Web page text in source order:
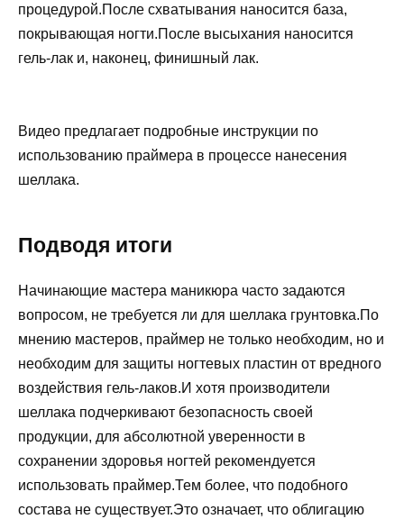
процедурой.После схватывания наносится база,
покрывающая ногти.После высыхания наносится
гель-лак и, наконец, финишный лак.
Видео предлагает подробные инструкции по
использованию праймера в процессе нанесения
шеллака.
Подводя итоги
Начинающие мастера маникюра часто задаются
вопросом, не требуется ли для шеллака грунтовка.По
мнению мастеров, праймер не только необходим, но и
необходим для защиты ногтевых пластин от вредного
воздействия гель-лаков.И хотя производители
шеллака подчеркивают безопасность своей
продукции, для абсолютной уверенности в
сохранении здоровья ногтей рекомендуется
использовать праймер.Тем более, что подобного
состава не существует.Это означает, что облигацию